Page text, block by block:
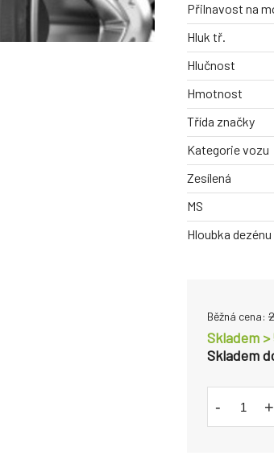
Přilnavost na
Hluk tř.
Hlučnost
Hmotnost
Třída značky
Kategorie vozu
Zesílená
MS
Hloubka
Běžná cena:
Skladem >
Skladem
- +